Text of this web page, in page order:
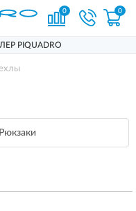
0 0
PIQUADRO
Рюкзаки